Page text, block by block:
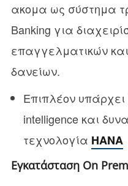
ακομα ως σύστημα
Banking για
επαγγελματικών
δανείων.
Επιπλέον υπάρχει
intelligence και
τεχνολογία HANA
Εγκατάσταση On